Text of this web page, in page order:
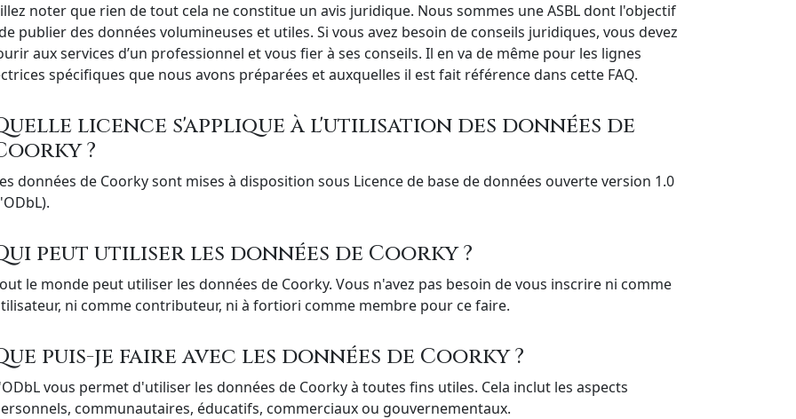
noter que rien de tout cela ne constitue un avis juridique. Nous sommes une ASBL dont l'objectif
publier des données volumineuses et utiles. Si vous avez besoin de conseils juridiques, vous devez
aux services d’un professionnel et vous fier à ses conseils. Il en va de même pour les lignes
spécifiques que nous avons préparées et auxquelles il est fait référence dans cette FAQ.
licence s'applique à l'utilisation des données de
?
données de Coorky sont mises à disposition sous Licence de base de données ouverte version 1.0
peut utiliser les données de Coorky ?
le monde peut utiliser les données de Coorky. Vous n'avez pas besoin de vous inscrire ni comme
ni comme contributeur, ni à fortiori comme membre pour ce faire.
puis-je faire avec les données de Coorky ?
vous permet d'utiliser les données de Coorky à toutes fins utiles. Cela inclut les aspects
communautaires, éducatifs, commerciaux ou gouvernementaux.